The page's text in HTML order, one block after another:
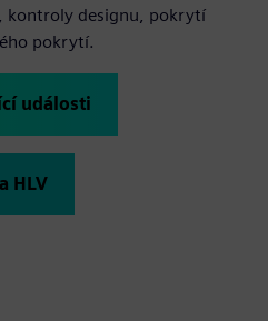
kontroly designu, pokrytí
pokrytí.
události
HLV